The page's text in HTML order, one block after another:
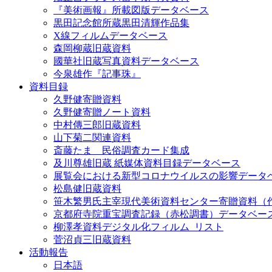
『美術画報』所載図版データベース
黒田記念館所蔵黒田清輝作品集
X線フィルムデータベース
森岡柳蔵旧蔵資料
國華社旧蔵写真資料データベース
今泉雄作『記事珠』
資料目録
久野健寄贈資料
久野健寄贈ノート資料
中村傳三郎旧蔵資料
山下菊二関連資料
斎藤たま 民俗調査カード集成
及川尊雄旧蔵 紙媒体資料目録データベース
展覧会における新型コロナウイルスの影響データ
松島健旧蔵資料
笹木繁男氏主宰現代美術資料センター寄贈資料（
京都府寺院重宝調査記録（赤松調書）データベー
柳澤孝資料デジタル化フィルム_リスト
菅沼貞三旧蔵資料
活動報告
日本語